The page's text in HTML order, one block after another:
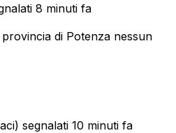
8 minuti fa
di Potenza nessun
segnalati 10 minuti fa